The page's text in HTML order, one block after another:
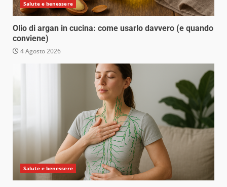
Salute e benessere
Olio di argan in cucina: come usarlo davvero (e quando
conviene)
4 Agosto 2026
Salute e benessere